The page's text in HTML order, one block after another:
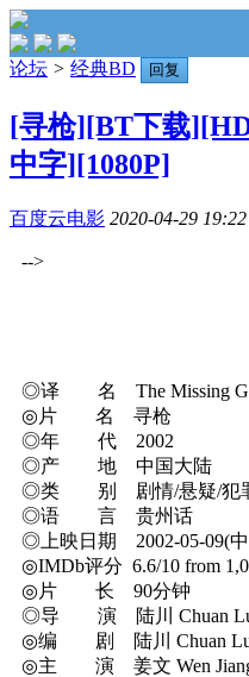
论坛 > 经典BD 回复
[寻枪][BT下载
中字][1080P]
百度云电影 2020-04-29 19:22
-->
◎译 名 The Missing
◎片 名 寻枪
◎年 代 2002
◎产 地 中国大陆
◎类 别 剧情/悬疑/犯
◎语 言 贵州话
◎上映日期 2002-05-09(
◎IMDb评分 6.6/10 from
◎片 长 90分钟
◎导 演 陆川 Chuan
◎编 剧 陆川 Chuan
◎主 演 姜文 Wen